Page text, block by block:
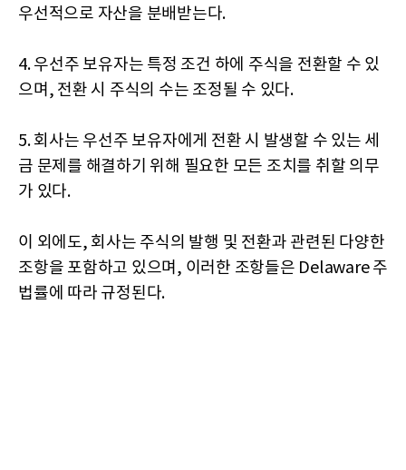
우선적으로 자산을 분배받는다.
4. 우선주 보유자는 특정 조건 하에 주식을 전환할 수 있
으며, 전환 시 주식의 수는 조정될 수 있다.
5. 회사는 우선주 보유자에게 전환 시 발생할 수 있는 세
금 문제를 해결하기 위해 필요한 모든 조치를 취할 의무
가 있다.
이 외에도, 회사는 주식의 발행 및 전환과 관련된 다양한
조항을 포함하고 있으며, 이러한 조항들은 Delaware 주
법률에 따라 규정된다.